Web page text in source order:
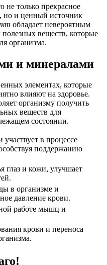
не только прекрасное
но и ценный источник
обладает невероятным
веществ, которые
организма.
и минералами
элементах, которые
влияют на здоровье.
организму получить
веществ для
состоянии.
в процессе
поддержанию
глаз и кожи, улучшает
в организме и
давление крови.
работе мышц и
крови и переноса